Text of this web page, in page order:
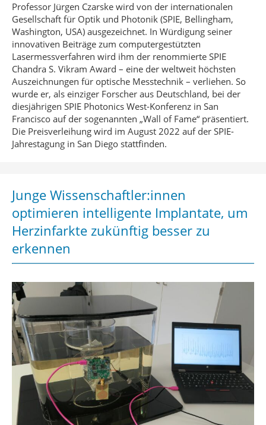
Professor Jürgen Czarske wird von der internationalen
Gesellschaft für Optik und Photonik (SPIE, Bellingham,
Washington, USA) ausgezeichnet. In Würdigung seiner
innovativen Beiträge zum computergestützten
Lasermessverfahren wird ihm der renommierte SPIE
Chandra S. Vikram Award – eine der weltweit höchsten
Auszeichnungen für optische Messtechnik – verliehen. So
wurde er, als einziger Forscher aus Deutschland, bei der
diesjährigen SPIE Photonics West-Konferenz in San
Francisco auf der sogenannten „Wall of Fame“ präsentiert.
Die Preisverleihung wird im August 2022 auf der SPIE-
Jahrestagung in San Diego stattfinden.
Junge Wissenschaftler:innen
optimieren intelligente Implantate, um
Herzinfarkte zukünftig besser zu
erkennen